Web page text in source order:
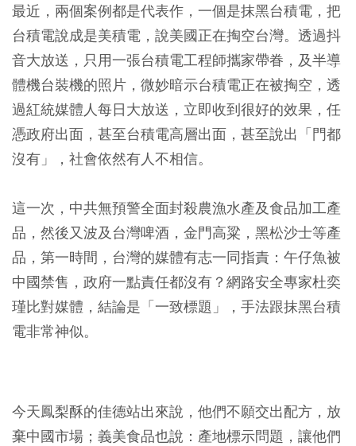
最近，兩個案例都是代表作，一個是抹黑台積電，把
台積電說成是美積電，說美國正在掏空台灣。透過抖
音大放送，只用一張台積電工程師攜家帶眷，及半導
體機台裝機的照片，微妙暗示台積電正在被掏空，透
過紅統媒體人每日大放送，立即收到很好的效果，任
憑政府出面，甚至台積電高層出面，甚至說出「門都
沒有」，社會依然有人不相信。
這一次，中共無預警全面封殺農漁水產及食品加工產
品，然後又波及台灣啤酒，金門高粱，黑松沙士等產
品，第一時間，台灣的媒體有志一同指責：午仔魚被
中國禁售，政府一點責任都沒有？網路安全專家杜奕
瑾比對媒體，結論是「一致標題」，手法跟抹黑台積
電非常神似。
今天鳳梨酥的佳德站出來說，他們不願交出配方，放
棄中國市場；義美食品也說：產地標示問題，讓他們